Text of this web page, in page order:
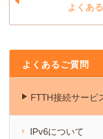
よくあ
よくあるご質問
FTTH接続サービ
IPv6について